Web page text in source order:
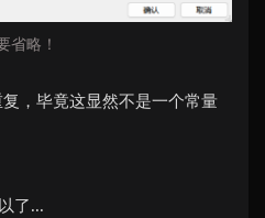
省略！
，毕竟这显然不是一个常量
了...